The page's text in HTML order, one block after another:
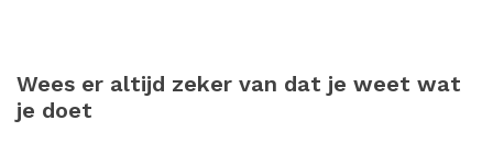
Wees er altijd zeker van dat je weet wat
je doet